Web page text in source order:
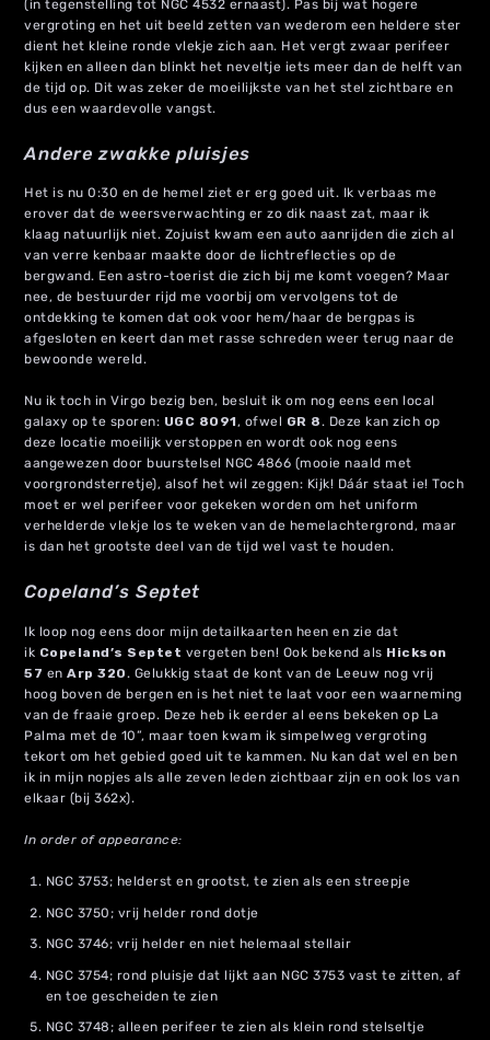
(in tegenstelling tot NGC 4532 ernaast). Pas bij wat hogere
vergroting en het uit beeld zetten van wederom een heldere ster
dient het kleine ronde vlekje zich aan. Het vergt zwaar perifeer
kijken en alleen dan blinkt het neveltje iets meer dan de helft van
de tijd op. Dit was zeker de moeilijkste van het stel zichtbare en
dus een waardevolle vangst.
Andere zwakke pluisjes
Het is nu 0:30 en de hemel ziet er erg goed uit. Ik verbaas me
erover dat de weersverwachting er zo dik naast zat, maar ik
klaag natuurlijk niet. Zojuist kwam een auto aanrijden die zich al
van verre kenbaar maakte door de lichtreflecties op de
bergwand. Een astro-toerist die zich bij me komt voegen? Maar
nee, de bestuurder rijd me voorbij om vervolgens tot de
ontdekking te komen dat ook voor hem/haar de bergpas is
afgesloten en keert dan met rasse schreden weer terug naar de
bewoonde wereld.
Nu ik toch in Virgo bezig ben, besluit ik om nog eens een local
galaxy op te sporen: UGC 8091, ofwel GR 8. Deze kan zich op
deze locatie moeilijk verstoppen en wordt ook nog eens
aangewezen door buurstelsel NGC 4866 (mooie naald met
voorgrondsterretje), alsof het wil zeggen: Kijk! Dáár staat ie! Toch
moet er wel perifeer voor gekeken worden om het uniform
verhelderde vlekje los te weken van de hemelachtergrond, maar
is dan het grootste deel van de tijd wel vast te houden.
Copeland’s Septet
Ik loop nog eens door mijn detailkaarten heen en zie dat
ik Copeland’s Septet vergeten ben! Ook bekend als Hickson
57 enArp 320 . Gelukkig staat de kont van de Leeuw nog vrij
hoog boven de bergen en is het niet te laat voor een waarneming
van de fraaie groep. Deze heb ik eerder al eens bekeken op La
Palma met de 10”, maar toen kwam ik simpelweg vergroting
tekort om het gebied goed uit te kammen. Nu kan dat wel en ben
ik in mijn nopjes als alle zeven leden zichtbaar zijn en ook los van
elkaar (bij 362x).
In order of appearance:
NGC 3753; helderst en grootst, te zien als een streepje
NGC 3750; vrij helder rond dotje
NGC 3746; vrij helder en niet helemaal stellair
NGC 3754; rond pluisje dat lijkt aan NGC 3753 vast te zitten, af
en toe gescheiden te zien
NGC 3748; alleen perifeer te zien als klein rond stelseltje